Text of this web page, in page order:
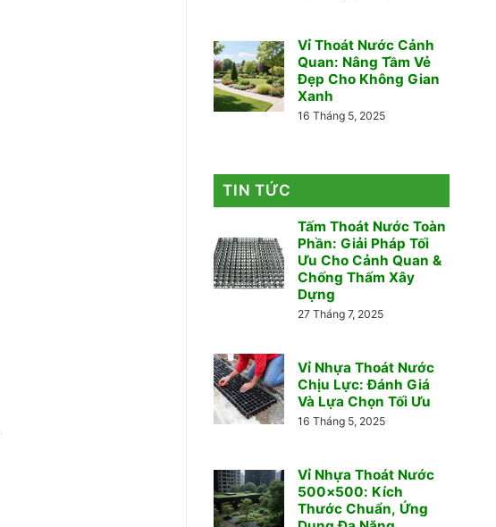
Vỉ Thoát Nước Cảnh
Quan: Nâng Tầm Vẻ
Đẹp Cho Không Gian
Xanh
16 Tháng 5, 2025
TIN TỨC
Tấm Thoát Nước Toàn
Phần: Giải Pháp Tối
Ưu Cho Cảnh Quan &
Chống Thấm Xây
Dựng
27 Tháng 7, 2025
Vỉ Nhựa Thoát Nước
Chịu Lực: Đánh Giá
Và Lựa Chọn Tối Ưu
16 Tháng 5, 2025
Vỉ Nhựa Thoát Nước
500×500: Kích
Thước Chuẩn, Ứng